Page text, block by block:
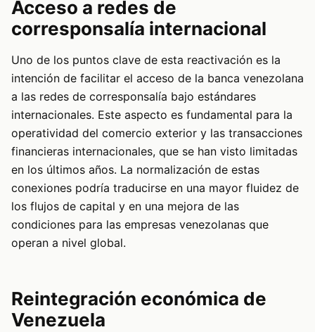
Acceso a redes de
corresponsalía internacional
Uno de los puntos clave de esta reactivación es la
intención de facilitar el acceso de la banca venezolana
a las redes de corresponsalía bajo estándares
internacionales. Este aspecto es fundamental para la
operatividad del comercio exterior y las transacciones
financieras internacionales, que se han visto limitadas
en los últimos años. La normalización de estas
conexiones podría traducirse en una mayor fluidez de
los flujos de capital y en una mejora de las
condiciones para las empresas venezolanas que
operan a nivel global.
Reintegración económica de
Venezuela